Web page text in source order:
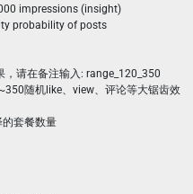
impressions (insight)
probability of posts
请在备注输入: range_120_350
随机like、view、评论等大锯齿效
的套餐数量